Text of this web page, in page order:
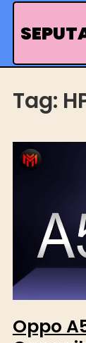
Skip
Tag:
Oppo